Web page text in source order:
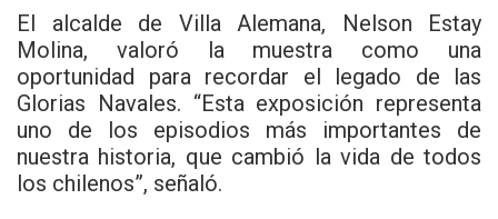
El alcalde de Villa Alemana, Nelson Estay
Molina, valoró la muestra como una
oportunidad para recordar el legado de las
Glorias Navales. “Esta exposición representa
uno de los episodios más importantes de
nuestra historia, que cambió la vida de todos
los chilenos”, señaló.